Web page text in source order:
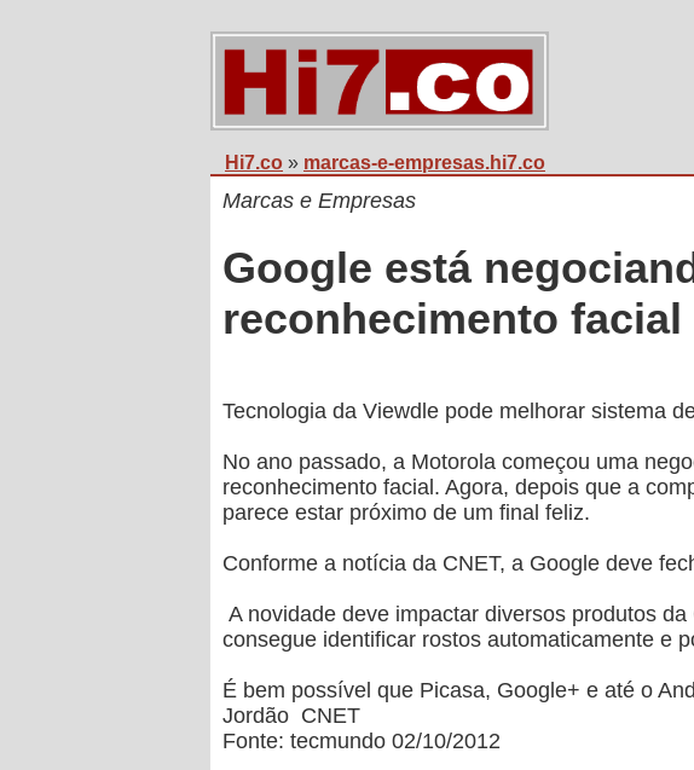
Hi7.co » marcas-e-empresas.hi7.co
Marcas e Empresas
Google está
reconhecimento facial
Tecnologia da Viewdle pode melhorar sistema
No ano passado, a Motorola começou uma
reconhecimento facial. Agora, depois que a
parece estar próximo de um final feliz.
Conforme a notícia da CNET, a Google deve
A novidade deve impactar diversos produtos
consegue identificar rostos automaticamente e
É bem possível que Picasa, Google+ e até o
Jordão CNET
Fonte: tecmundo 02/10/2012